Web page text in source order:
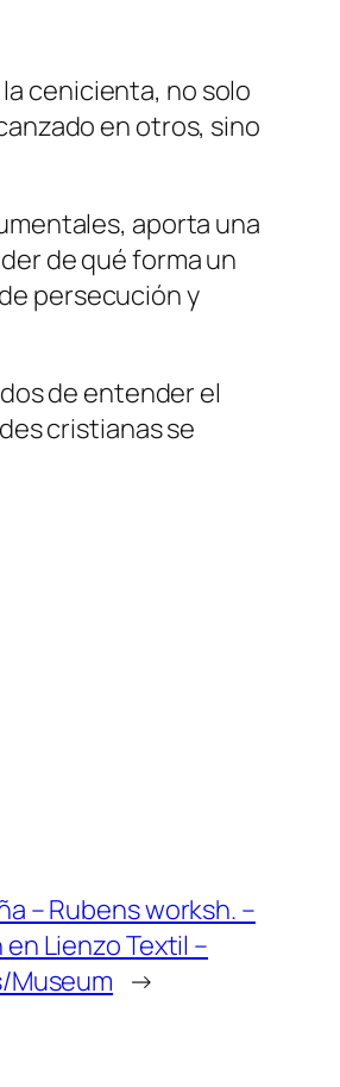
cenicienta, no solo
en otros, sino
aporta una
de qué forma un
persecución y
de entender el
cristianas se
– Rubens worksh. –
Lienzo Textil –
Museum →